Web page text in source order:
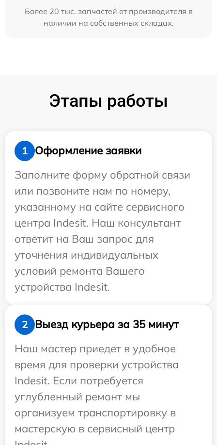
Более 20 тыс. запчастей от производителя в
наличии на собственных складах.
Этапы работы
1
Оформление заявки
Заполните форму обратной связи
или позвоните нам по номеру,
указанному на сайте сервисного
центра Indesit. Наш консультант
ответит на Ваш запрос для
уточнения индивидуальных
условий ремонта Вашего
устройства Indesit.
2
Выезд курьера за 35 минут
Наш мастер приедет в удобное
время для проверки устройства
Indesit. Если потребуется
углубленный ремонт мы
организуем транспортировку в
мастерскую в сервисный центр